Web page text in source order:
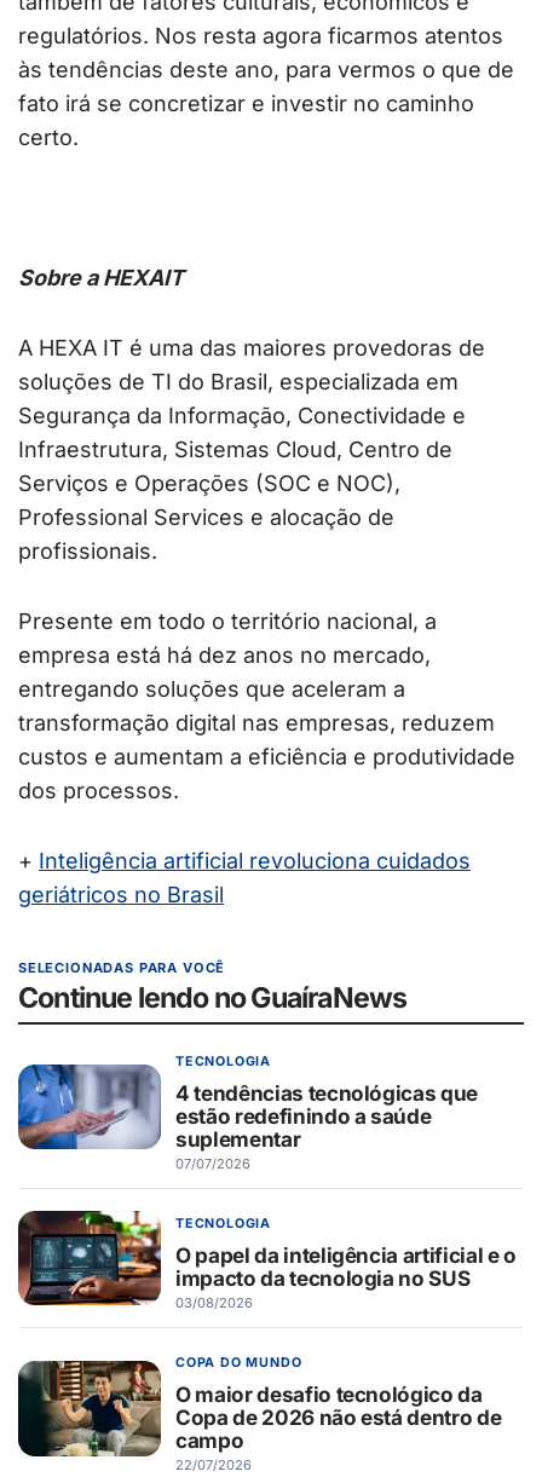
regulatórios. Nos resta agora ficarmos atentos
às tendências deste ano, para vermos o que de
fato irá se concretizar e investir no caminho
certo.
Sobre a HEXAIT
A HEXA IT é uma das maiores provedoras de
soluções de TI do Brasil, especializada em
Segurança da Informação, Conectividade e
Infraestrutura, Sistemas Cloud, Centro de
Serviços e Operações (SOC e NOC),
Professional Services e alocação de
profissionais.
Presente em todo o território nacional, a
empresa está há dez anos no mercado,
entregando soluções que aceleram a
transformação digital nas empresas, reduzem
custos e aumentam a eficiência e produtividade
dos processos.
+ Inteligência artificial revoluciona cuidados
geriátricos no Brasil
SELECIONADAS PARA VOCÊ
Continue lendo no GuaíraNews
TECNOLOGIA
4 tendências tecnológicas que
estão redefinindo a saúde
suplementar
07/07/2026
TECNOLOGIA
O papel da inteligência artificial e o
impacto da tecnologia no SUS
03/08/2026
COPA DO MUNDO
O maior desafio tecnológico da
Copa de 2026 não está dentro de
campo
22/07/2026